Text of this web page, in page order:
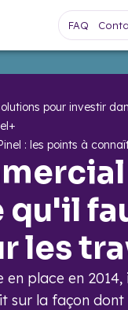
FAQ
pour investir
: les points à
qu'il
les
en place en
sur la façon dont